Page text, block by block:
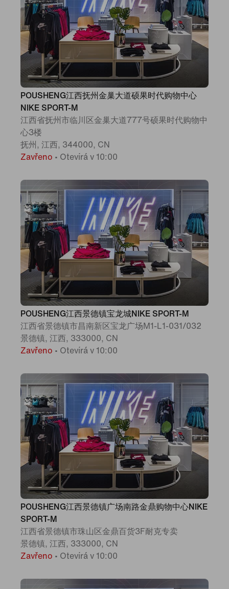
POUSHENG江西抚州金巢大道硕果时代购物中心
NIKE SPORT-M
江西省抚州市临川区金巢大道777号硕果时代购物中
心3楼
抚州, 江西, 344000, CN
Zavřeno • Otevírá v 10:00
POUSHENG江西景德镇宝龙城NIKE SPORT-M
江西省景德镇市昌南新区宝龙广场M1-L1-031/032
景德镇, 江西, 333000, CN
Zavřeno • Otevírá v 10:00
POUSHENG江西景德镇广场南路金鼎购物中心NIKE
SPORT-M
江西省景德镇市珠山区金鼎百货3F耐克专卖
景德镇, 江西, 333000, CN
Zavřeno • Otevírá v 10:00